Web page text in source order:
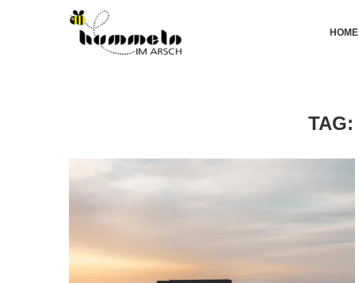
HOME
TAG: